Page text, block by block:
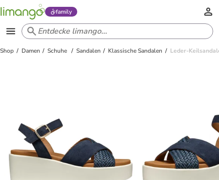
family
Shop Damen Schuhe Sandalen Klassische Sandalen Leder-